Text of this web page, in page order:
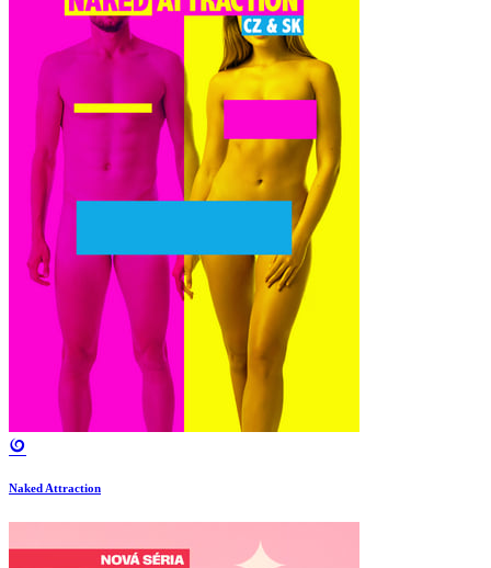
Naked Attraction